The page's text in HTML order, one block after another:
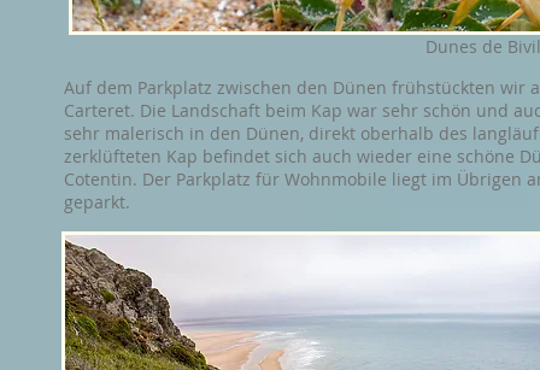
Dunes de
Auf dem Parkplatz zwischen den Dünen frühstückten
Carteret. Die Landschaft beim Kap war sehr schön und
sehr malerisch in den Dünen, direkt oberhalb des
zerklüfteten Kap befindet sich auch wieder eine schöne
Cotentin. Der Parkplatz für Wohnmobile liegt im Übrigen
geparkt.